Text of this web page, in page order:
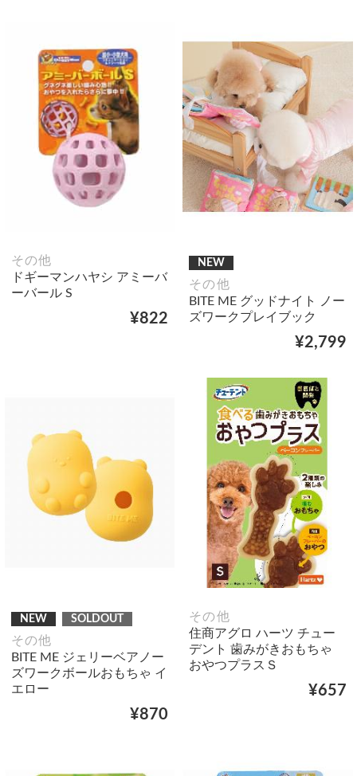
その他
ドギーマンハヤシ アミーバ
ーバール S
¥822
NEW
その他
BITE ME グッドナイト ノー
ズワークプレイブック
¥2,799
NEW SOLDOUT
その他
BITE ME ジェリーベアノー
ズワークボールおもちゃ イ
エロー
¥870
その他
住商アグロ ハーツ チュー
デント 歯みがきおもちゃ
おやつプラスＳ
¥657